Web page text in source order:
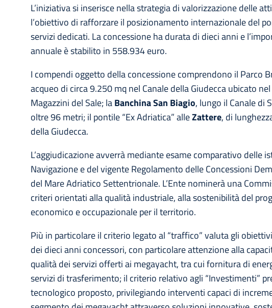
L’iniziativa si inserisce nella strategia di valorizzazione delle
l’obiettivo di rafforzare il posizionamento internazionale del
servizi dedicati. La concessione ha durata di dieci anni e
annuale è stabilito in 558.934 euro.
I compendi oggetto della concessione comprendono il Parco
acqueo di circa 9.250 mq nel Canale della Giudecca ubicato
Magazzini del Sale; laBanchina San Biagio, lungo il Canale di
oltre 96 metri; il pontile “Ex Adriatica” alleZattere, di
della Giudecca.
L’aggiudicazione avverrà mediante esame comparativo delle
Navigazione e del vigente Regolamento delle Concessioni
del Mare Adriatico Settentrionale. L’Ente nominerà una
criteri orientati alla qualità industriale, alla sostenibilità del
economico e occupazionale per il territorio.
Più in particolare il criterio legato al “traffico” valuta gli
dei dieci anni concessori, con particolare attenzione alla
qualità dei servizi offerti ai megayacht, tra cui fornitura di
servizi di trasferimento; il criterio relativo agli “Investimenti”
tecnologico proposto, privilegiando interventi capaci di